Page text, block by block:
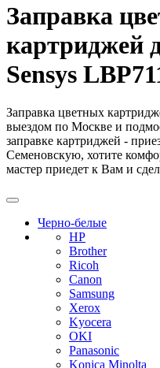
Заправка
картриджей
Sensys
Заправка цветных
выездом по Москве и
заправке картриджей -
Семеновскую, хотите
мастер приедет к Вам и
Черно-белые
HP
Brother
Ricoh
Canon
Samsung
Xerox
Kyocera
OKI
Panasonic
Konica Minolta